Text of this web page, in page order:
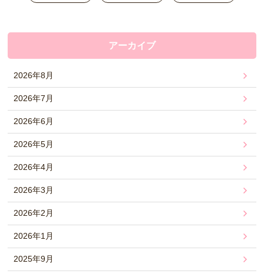
アーカイブ
2026年8月
2026年7月
2026年6月
2026年5月
2026年4月
2026年3月
2026年2月
2026年1月
2025年9月